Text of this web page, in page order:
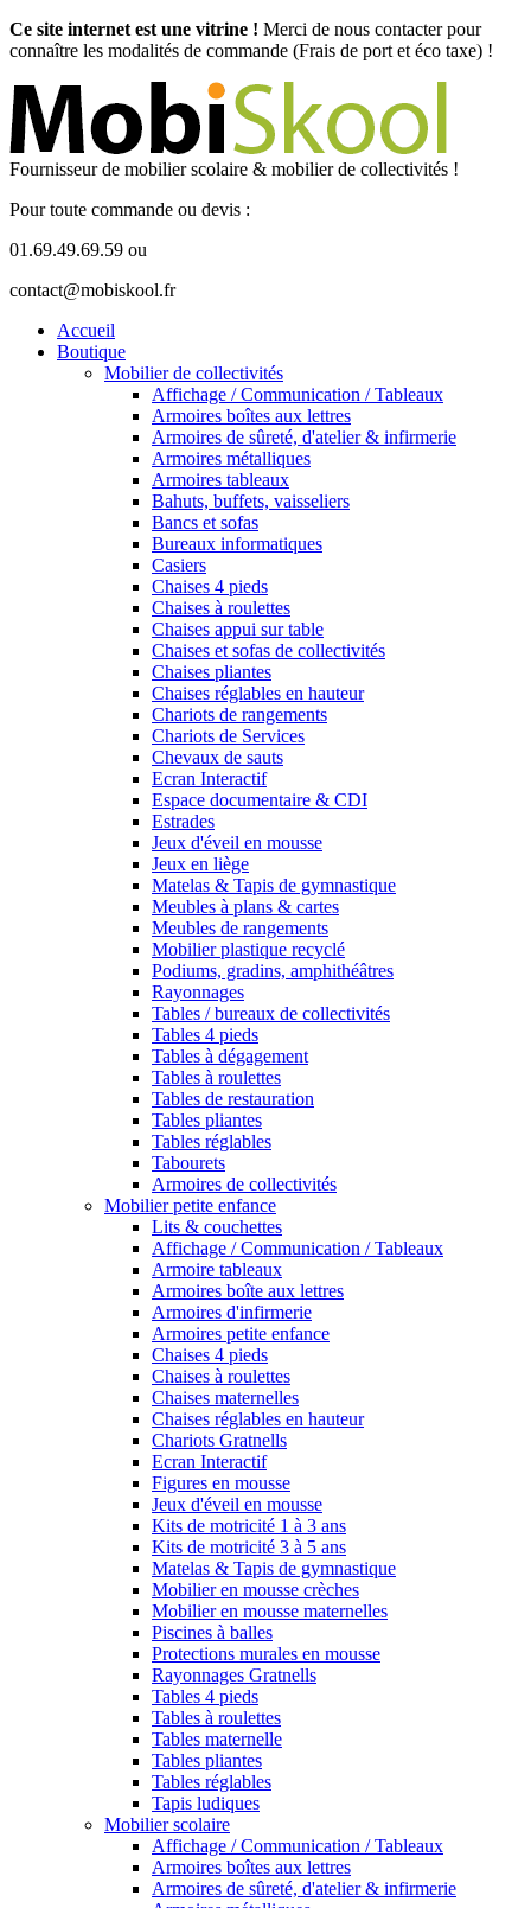
Ce site internet est une vitrine ! Merci de nous contacter pour
connaître les modalités de commande (Frais de port et éco taxe) !
Fournisseur de mobilier scolaire & mobilier de collectivités !
Pour toute commande ou devis :
01.69.49.69.59 ou
contact@mobiskool.fr
Accueil
Boutique
Mobilier de collectivités
Affichage / Communication / Tableaux
Armoires boîtes aux lettres
Armoires de sûreté, d'atelier & infirmerie
Armoires métalliques
Armoires tableaux
Bahuts, buffets, vaisseliers
Bancs et sofas
Bureaux informatiques
Casiers
Chaises 4 pieds
Chaises à roulettes
Chaises appui sur table
Chaises et sofas de collectivités
Chaises pliantes
Chaises réglables en hauteur
Chariots de rangements
Chariots de Services
Chevaux de sauts
Ecran Interactif
Espace documentaire & CDI
Estrades
Jeux d'éveil en mousse
Jeux en liège
Matelas & Tapis de gymnastique
Meubles à plans & cartes
Meubles de rangements
Mobilier plastique recyclé
Podiums, gradins, amphithéâtres
Rayonnages
Tables / bureaux de collectivités
Tables 4 pieds
Tables à dégagement
Tables à roulettes
Tables de restauration
Tables pliantes
Tables réglables
Tabourets
Armoires de collectivités
Mobilier petite enfance
Lits & couchettes
Affichage / Communication / Tableaux
Armoire tableaux
Armoires boîte aux lettres
Armoires d'infirmerie
Armoires petite enfance
Chaises 4 pieds
Chaises à roulettes
Chaises maternelles
Chaises réglables en hauteur
Chariots Gratnells
Ecran Interactif
Figures en mousse
Jeux d'éveil en mousse
Kits de motricité 1 à 3 ans
Kits de motricité 3 à 5 ans
Matelas & Tapis de gymnastique
Mobilier en mousse crèches
Mobilier en mousse maternelles
Piscines à balles
Protections murales en mousse
Rayonnages Gratnells
Tables 4 pieds
Tables à roulettes
Tables maternelle
Tables pliantes
Tables réglables
Tapis ludiques
Mobilier scolaire
Affichage / Communication / Tableaux
Armoires boîtes aux lettres
Armoires de sûreté, d'atelier & infirmerie